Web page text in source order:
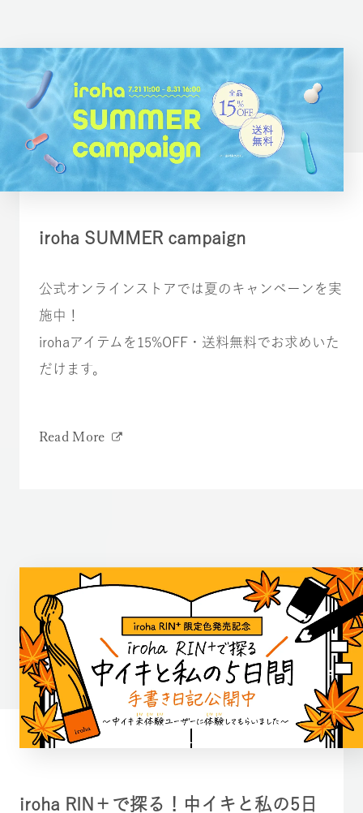
iroha SUMMER campaign
公式オンラインストアでは夏のキャンペーンを実
施中！
irohaアイテムを15%OFF・送料無料でお求めいた
だけます。
Read More
iroha RIN＋で探る！中イキと私の5日